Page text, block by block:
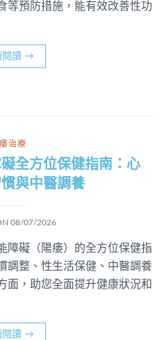
等預防措施，能有效改善性功
閱讀 →
治療
全方位保健指南：心
與中醫調養
08/07/2026
障礙（陽痿）的全方位保健指
調整、性生活保健、中醫調養
面，助您全面提升健康狀況和
閱讀 →